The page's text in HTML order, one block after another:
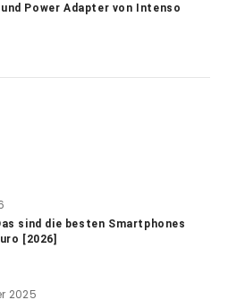
Power Adapter von Intenso
sind die besten Smartphones
[2026]
2025